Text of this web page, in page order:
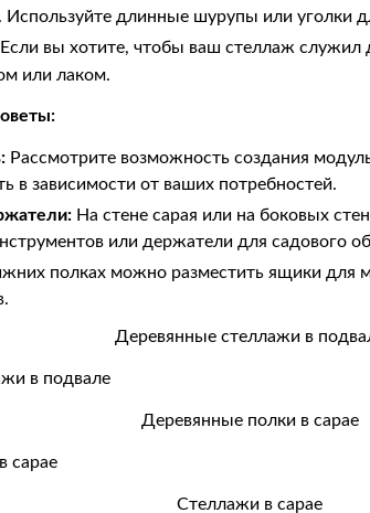
Используйте длинные шурупы или уголки
Если вы хотите, чтобы ваш стеллаж служил
или лаком.
Рассмотрите возможность создания
в зависимости от ваших потребностей.
На стене сарая или на боковых
или держатели для садового
полках можно разместить ящики для
в подвале
сарае